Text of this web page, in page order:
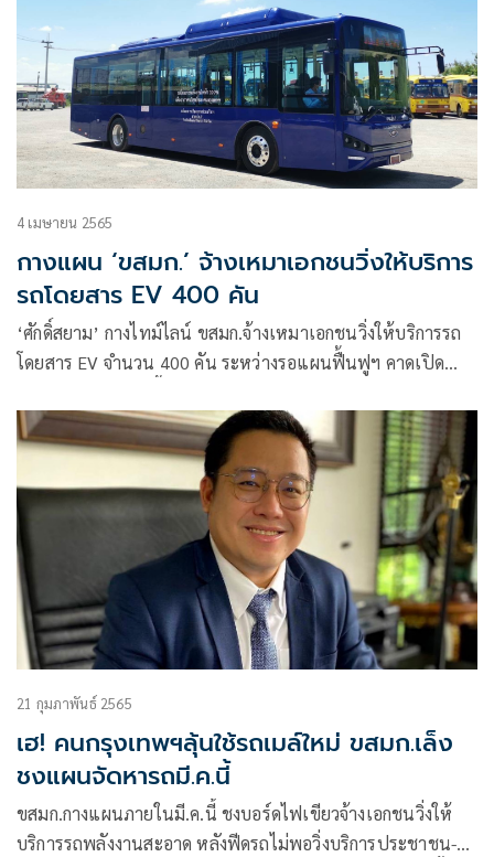
4 เมษายน 2565
กางแผน ‘ขสมก.’ จ้างเหมาเอกชนวิ่งให้บริการ
รถโดยสาร EV 400 คัน
‘ศักดิ์สยาม’ กางไทม์ไลน์ ขสมก.จ้างเหมาเอกชนวิ่งให้บริการรถ
โดยสาร EV จำนวน 400 คัน ระหว่างรอแผนฟื้นฟูฯ คาดเปิด
แรก 224 คันภายใน ส.ค.65 ครบตามแผนภายในสิ้นปี 65
21 กุมภาพันธ์ 2565
เฮ! คนกรุงเทพฯลุ้นใช้รถเมล์ใหม่ ขสมก.เล็ง
ชงแผนจัดหารถมี.ค.นี้
ขสมก.กางแผนภายในมี.ค.นี้ ชงบอร์ดไฟเขียวจ้างเอกชนวิ่งให้
บริการรถพลังงานสะอาด หลังฟีดรถไม่พอวิ่งบริการประชาชน-